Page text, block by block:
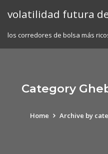
volatilidad futura
los corredores de bolsa más
Category
Home Archive by